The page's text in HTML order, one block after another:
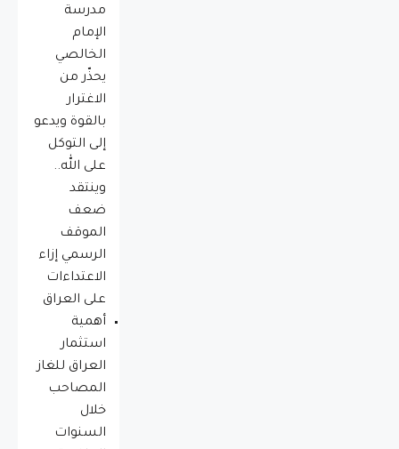
مدرسة
الإمام
الخالصي
يحذّر من
الاغترار
بالقوة ويدعو
إلى التوكل
على الله..
وينتقد
ضعف
الموقف
الرسمي إزاء
الاعتداءات
على العراق
أهمية
استثمار
العراق للغاز
المصاحب
خلال
السنوات